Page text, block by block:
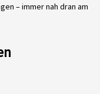
– immer nah dran am